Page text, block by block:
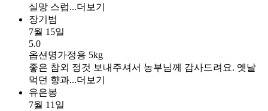
실망 스럽...더보기
장기범
7월 15일
5.0
옵션명가정용 5kg
좋은 참외 정것 보내주셔서 농부님께 감사드려요. 옛날
먹던 향과...더보기
유은봉
7월 11일